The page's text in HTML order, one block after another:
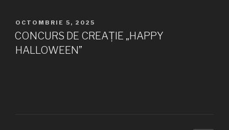
PUBLICAT
PE
OCTOMBRIE 5, 2025
CONCURS DE CREAȚIE „HAPPY
HALLOWEEN”